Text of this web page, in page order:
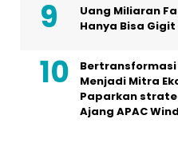
Uang Miliaran
Hanya Bisa
Menjadi Mitra
Paparkan
Ajang APAC